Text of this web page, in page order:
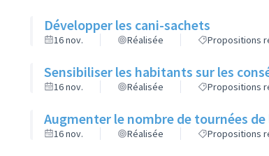
Développer les cani-sachets
16 nov. Réalisée Propositions
Sensibiliser les habitants sur les
16 nov. Réalisée Propositions
Augmenter le nombre de tournées
16 nov. Réalisée Propositions